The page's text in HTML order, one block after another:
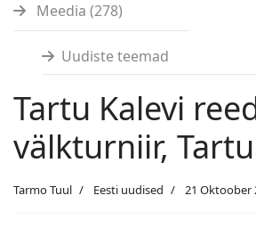
Meedia (278)
Uudiste teemad
Tartu Kalevi
välkturniir,
Tarmo Tuul Eesti uudised 21 Oktoober